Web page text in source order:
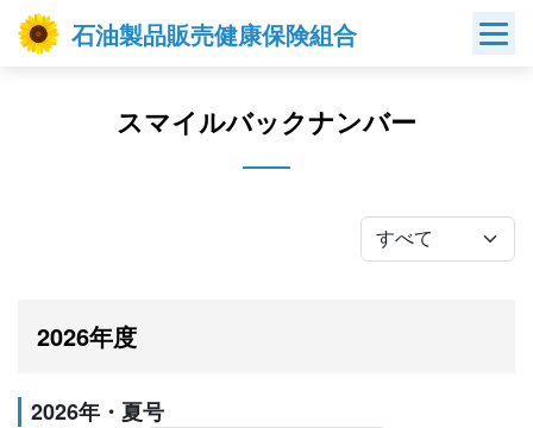
Skip
石油製品販売健康保険組合
スマイルバックナンバー
2026年度
2026年・夏号